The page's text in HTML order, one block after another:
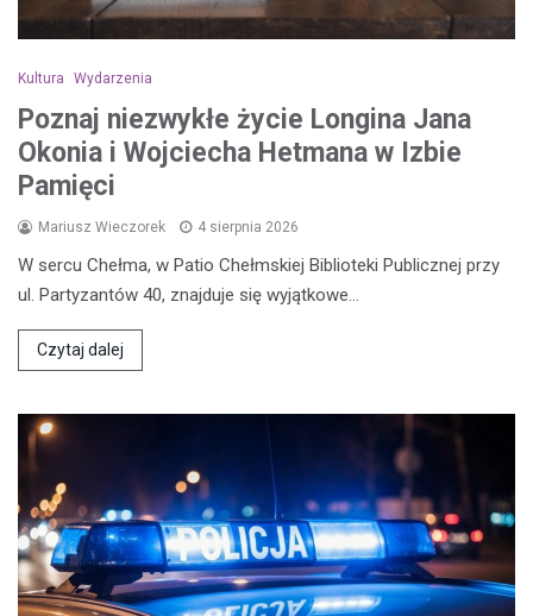
Kultura Wydarzenia
Poznaj niezwykłe życie Longina Jana
Okonia i Wojciecha Hetmana w Izbie
Pamięci
Mariusz Wieczorek 4 sierpnia 2026
W sercu Chełma, w Patio Chełmskiej Biblioteki Publicznej przy
ul. Partyzantów 40, znajduje się wyjątkowe…
Czytaj dalej